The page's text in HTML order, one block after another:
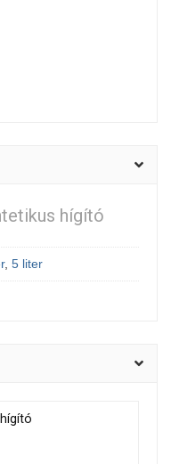
hígító
, 5 liter